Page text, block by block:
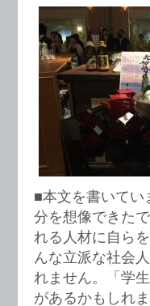
■本文を書いてい
分を想像できた
れる人材に自ら
んな立派な社会
れません。「学
があるかもしれ